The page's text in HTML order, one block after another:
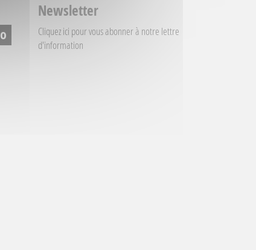
Newsletter
Cliquez ici pour vous abonner à notre lettre
d'information